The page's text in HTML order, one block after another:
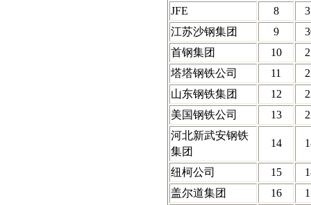
JFE
8
江苏沙钢集团
9
首钢集团
10
塔塔钢铁公司
11
山东钢铁集团
12
美国钢铁公司
13
河北新武安钢铁
集团
14
纽柯公司 15
盖尔道集团
16